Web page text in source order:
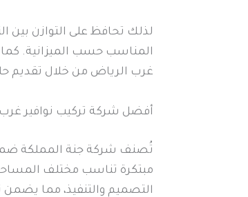
لذلك تحافظ على التوازن بين
المناسب حسب الميزانية.
غرب الرياض من خلال تقديم
أفضل شركة تركيب نوافير
تُصنف شركة جنة المملكة ضمن
مبتكرة تناسب مختلف
التصميم والتنفيذ، مما يضمن